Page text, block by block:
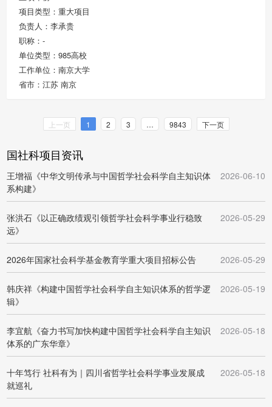
项目类型：重大项目
负责人：李承贵
职称：-
单位类型：985高校
工作单位：南京大学
省市：江苏 南京
上一页 1 2 3 … 9843 下一页
国社科项目资讯
王增福《中华文明传承与中国哲学社会科学自主知识体
系构建》
2026-06-10
张洪石《以正确政绩观引领哲学社会科学事业行稳致
远》
2026-05-29
2026年国家社会科学基金教育学重大项目招标公告 2026-05-29
韩庆祥《构建中国哲学社会科学自主知识体系的哲学逻
辑》
2026-05-19
李宜航《奋力书写加快构建中国哲学社会科学自主知识
体系的广东华章》
2026-05-18
十年笃行 社科有为｜四川省哲学社会科学事业发展成
就巡礼
2026-05-18